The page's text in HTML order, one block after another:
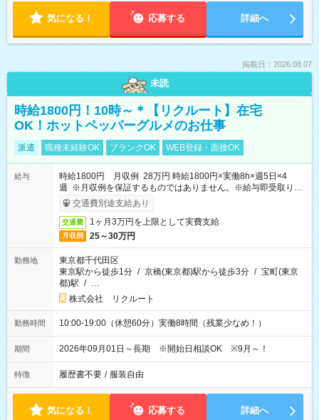
気になる！ 応募する 詳細へ
掲載日：2026.08.07
未読
時給1800円！10時～＊【リクルート】在宅
OK！ホットペッパーグルメのお仕事
派遣 職種未経験OK ブランクOK WEB登録・面接OK
給与
時給1800円 月収例 28万円 時給1800円×実働8h×週5日×4
週 ※月収例を保証するものではありません。※給与即受取りサ
ービス利用可（利用条件有）
交通費別途支給あり
交通費 1ヶ月3万円を上限として実費支給
月収例 25～30万円
勤務地
東京都千代田区
東京駅から徒歩1分 / 京橋(東京都)駅から徒歩3分 / 宝町(東京
都)駅 / …
株式会社 リクルート
勤務時間 10:00-19:00（休憩60分）実働8時間（残業少なめ！）
期間 2026年09月01日～長期 ※開始日相談OK ※9月～！
特徴 履歴書不要 / 服装自由
気になる！ 応募する 詳細へ